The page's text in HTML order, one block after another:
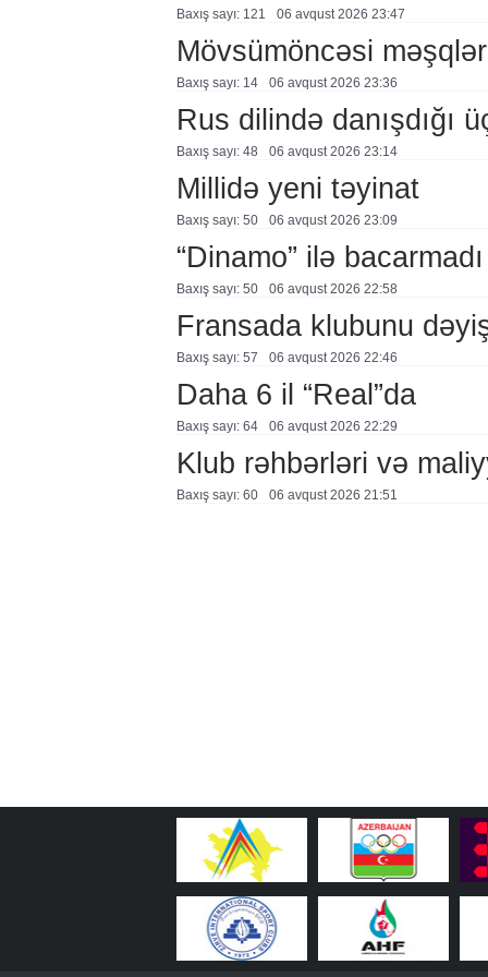
Baxış sayı: 121 06 avqust 2026 23:47
Mövsümöncəsi
Baxış sayı: 14 06 avqust 2026 23:36
Rus dilində danışdığı
Baxış sayı: 48 06 avqust 2026 23:14
Millidə yeni təyinat
Baxış sayı: 50 06 avqust 2026 23:09
“Dinamo” ilə bacarmadı
Baxış sayı: 50 06 avqust 2026 22:58
Fransada klubunu
Baxış sayı: 57 06 avqust 2026 22:46
Daha 6 il “Real”da
Baxış sayı: 64 06 avqust 2026 22:29
Klub rəhbərləri və
Baxış sayı: 60 06 avqust 2026 21:51